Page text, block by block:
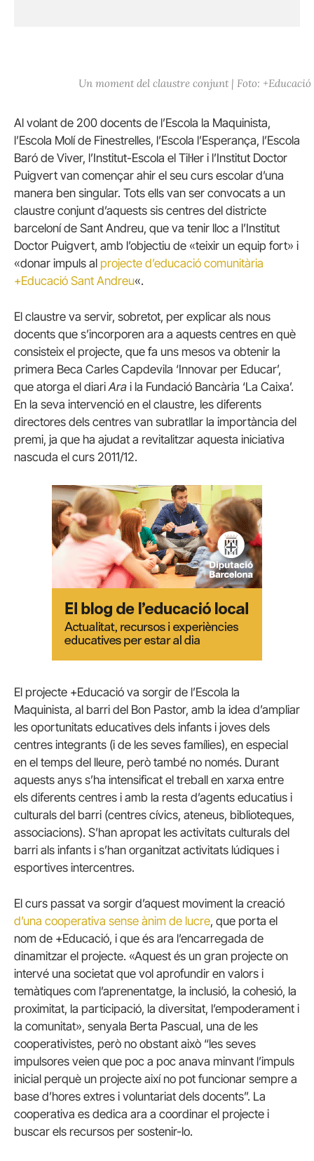
Un moment del claustre conjunt | Foto: +Educació
Al volant de 200 docents de l’Escola la Maquinista,
l’Escola Molí de Finestrelles, l’Escola l’Esperança, l’Escola
Baró de Viver, l’Institut-Escola el Til·ler i l’Institut Doctor
Puigvert van començar ahir el seu curs escolar d’una
manera ben singular. Tots ells van ser convocats a un
claustre conjunt d’aquests sis centres del districte
barceloní de Sant Andreu, que va tenir lloc a l’Institut
Doctor Puigvert, amb l’objectiu de «teixir un equip fort» i
«donar impuls al projecte d’educació comunitària
+Educació Sant Andreu«.
El claustre va servir, sobretot, per explicar als nous
docents que s’incorporen ara a aquests centres en què
consisteix el projecte, que fa uns mesos va obtenir la
primera Beca Carles Capdevila ‘Innovar per Educar’,
que atorga el diariAra i la Fundació Bancària ‘La Caixa’.
En la seva intervenció en el claustre, les diferents
directores dels centres van subratllar la importància del
premi, ja que ha ajudat a revitalitzar aquesta iniciativa
nascuda el curs 2011/12.
El projecte +Educació va sorgir de l’Escola la
Maquinista, al barri del Bon Pastor, amb la idea d’ampliar
les oportunitats educatives dels infants i joves dels
centres integrants (i de les seves famílies), en especial
en el temps del lleure, però també no només. Durant
aquests anys s’ha intensificat el treball en xarxa entre
els diferents centres i amb la resta d’agents educatius i
culturals del barri (centres cívics, ateneus, biblioteques,
associacions). S’han apropat les activitats culturals del
barri als infants i s’han organitzat activitats lúdiques i
esportives intercentres.
El curs passat va sorgir d’aquest moviment la creació
d’una cooperativa sense ànim de lucre, que porta el
nom de +Educació, i que és ara l’encarregada de
dinamitzar el projecte. «Aquest és un gran projecte on
intervé una societat que vol aprofundir en valors i
temàtiques com l’aprenentatge, la inclusió, la cohesió, la
proximitat, la participació, la diversitat, l’empoderament i
la comunitat», senyala Berta Pascual, una de les
cooperativistes, però no obstant això “les seves
impulsores veien que poc a poc anava minvant l’impuls
inicial perquè un projecte així no pot funcionar sempre a
base d’hores extres i voluntariat dels docents”. La
cooperativa es dedica ara a coordinar el projecte i
buscar els recursos per sostenir-lo.